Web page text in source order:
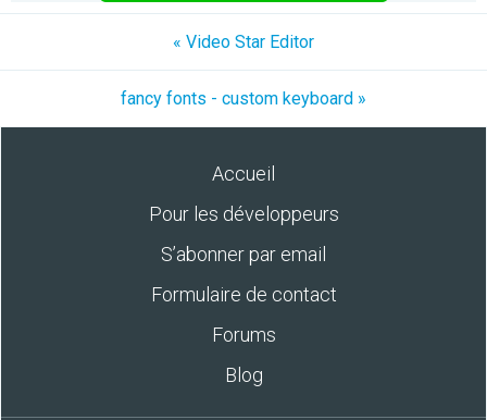
« Video Star Editor
fancy fonts - custom keyboard »
Accueil
Pour les développeurs
S’abonner par email
Formulaire de contact
Forums
Blog